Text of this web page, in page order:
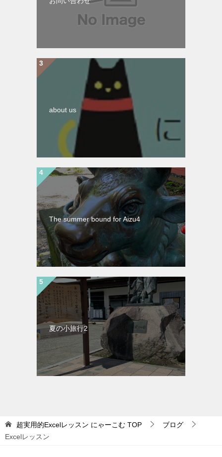
about us
The summer bound for Aizu4
夏の小旅行2
超実用的Excelレッスン にゃーこむ TOP
ブログ
Excelレッスン